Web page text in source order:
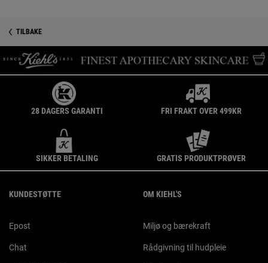
TILBAKE
28 DAGERS GARANTI FRI FRAKT OVER 499KR
SIKKER BETALING GRATIS PRODUKTPRØVER
KUNDESTØTTE
Epost
Chat
OM KIEHL'S
Miljø og bærekraft
Rådgivning til hudpleie